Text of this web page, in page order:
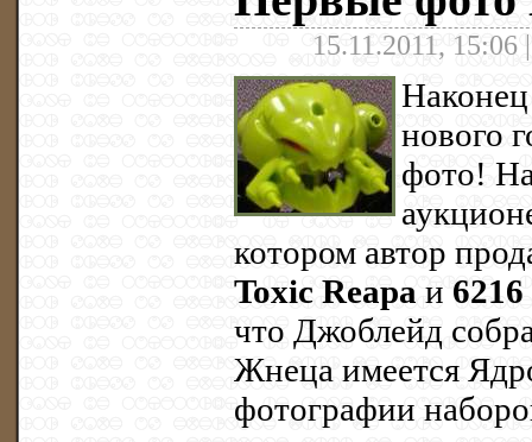
15.11.2011, 15:06
нового
фото!
котором автор
Toxic Reapa и
что Джоблейд
Жнеца имеется
фотографии